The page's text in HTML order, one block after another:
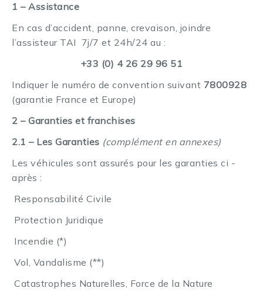
1 – Assistance
En cas d’accident, panne, crevaison, joindre
l’assisteur TAI 7j/7 et 24h/24 au :
+33 (0) 4 26 29 96 51
Indiquer le numéro de convention suivant 7800928
(garantie France et Europe)
2 – Garanties et franchises
2.1 – Les Garanties (complément en annexes)
Les véhicules sont assurés pour les garanties ci -
après :
Responsabilité Civile
Protection Juridique
Incendie (*)
Vol, Vandalisme (**)
Catastrophes Naturelles, Force de la Nature